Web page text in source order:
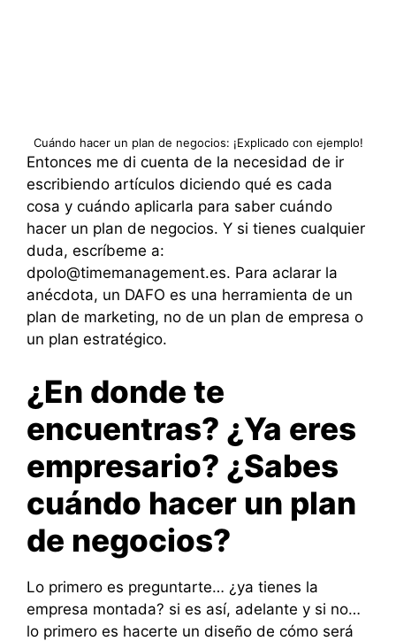
Cuándo hacer un plan de negocios: ¡Explicado con ejemplo!
Entonces me di cuenta de la necesidad de ir
escribiendo artículos diciendo qué es cada
cosa y cuándo aplicarla para saber cuándo
hacer un plan de negocios. Y si tienes cualquier
duda, escríbeme a:
dpolo@timemanagement.es. Para aclarar la
anécdota, un DAFO es una herramienta de un
plan de marketing, no de un plan de empresa o
un plan estratégico.
¿En donde te
encuentras? ¿Ya eres
empresario? ¿Sabes
cuándo hacer un plan
de negocios?
Lo primero es preguntarte… ¿ya tienes la
empresa montada? si es así, adelante y si no…
lo primero es hacerte un diseño de cómo será